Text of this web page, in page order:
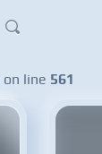
on line 561